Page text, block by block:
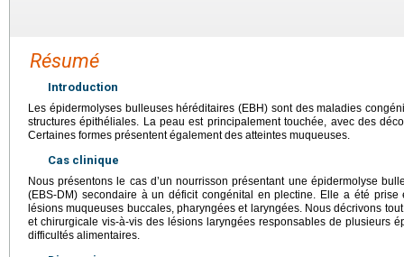
Résumé
Introduction
Les épidermolyses bulleuses héréditaires (EBH) sont des maladies
structures épithéliales. La peau est principalement touchée, avec des
Certaines formes présentent également des atteintes muqueuses.
Cas clinique
Nous présentons le cas d’un nourrisson présentant une épidermolyse
(EBS-DM) secondaire à un déficit congénital en plectine. Elle a été
lésions muqueuses buccales, pharyngées et laryngées. Nous décrivons
et chirurgicale vis-à-vis des lésions laryngées responsables de plusieurs
difficultés alimentaires.